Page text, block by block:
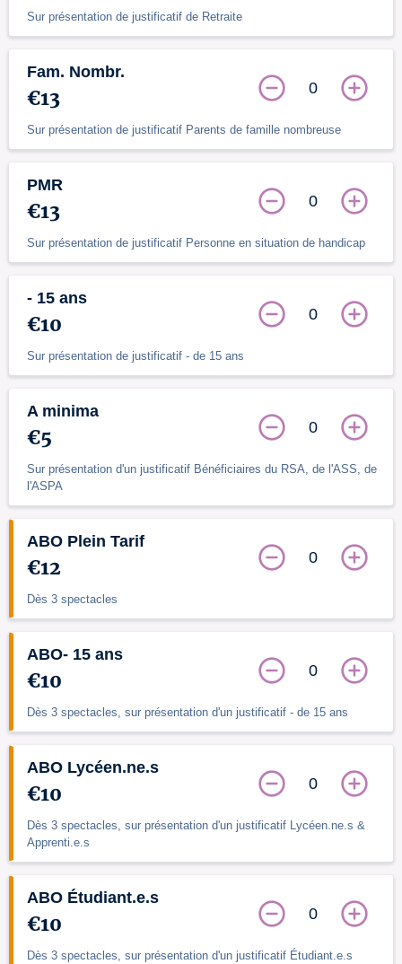
Sur présentation de justificatif de Retraite
Fam. Nombr.
€13
Sur présentation de justificatif Parents de famille nombreuse
0
PMR
€13
Sur présentation de justificatif Personne en situation de handicap
0
- 15 ans
€10
Sur présentation de justificatif - de 15 ans
0
A minima
€5
Sur présentation d'un justificatif Bénéficiaires du RSA, de l'ASS, de
l'ASPA
0
ABO Plein Tarif
€12
Dès 3 spectacles
0
ABO- 15 ans
€10
Dès 3 spectacles, sur présentation d'un justificatif - de 15 ans
0
ABO Lycéen.ne.s
€10
Dès 3 spectacles, sur présentation d'un justificatif Lycéen.ne.s &
Apprenti.e.s
0
ABO Étudiant.e.s
€10
Dès 3 spectacles, sur présentation d'un justificatif Étudiant.e.s
0